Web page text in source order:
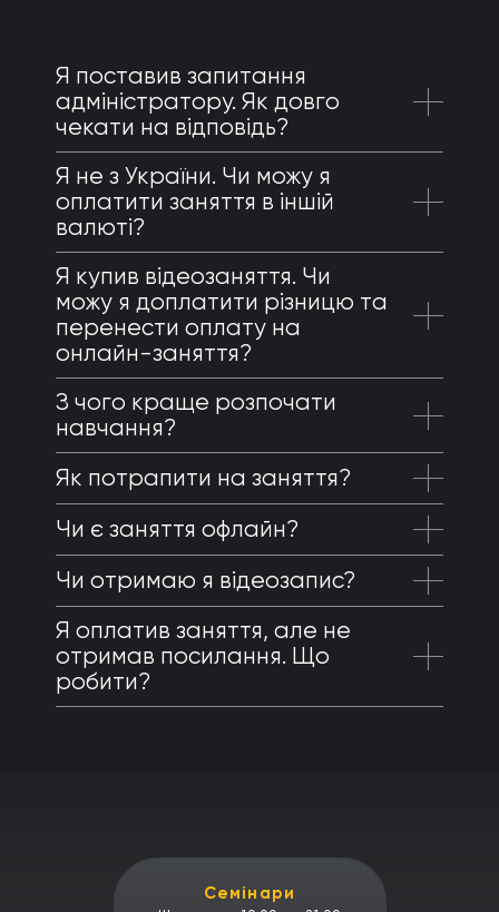
Я поставив запитання
адміністратору. Як довго
чекати на відповідь?
Я не з України. Чи можу я
оплатити заняття в іншій
валюті?
Я купив відеозаняття. Чи
можу я доплатити різницю та
перенести оплату на
онлайн-заняття?
З чого краще розпочати
навчання?
Як потрапити на заняття?
Чи є заняття офлайн?
Чи отримаю я відеозапис?
Я оплатив заняття, але не
отримав посилання. Що
робити?
Семінари